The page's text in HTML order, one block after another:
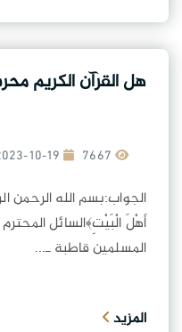
هل القرآن الكريم
2023-10-19
الجواب:بسم الله الرحمن
أَهْلَ الْبَيْتِ﴾السائل
المسلمين قاطبة ـ...
المزيد